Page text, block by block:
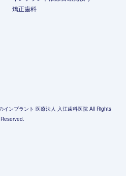
矯正歯科
ンプラント 医療法人 入江歯科医院 All Rights
Reserved.